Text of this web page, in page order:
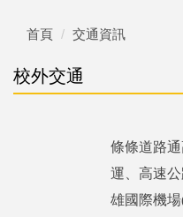
首頁 交通資訊
校外交通
條條道路
運、高速
雄國際機